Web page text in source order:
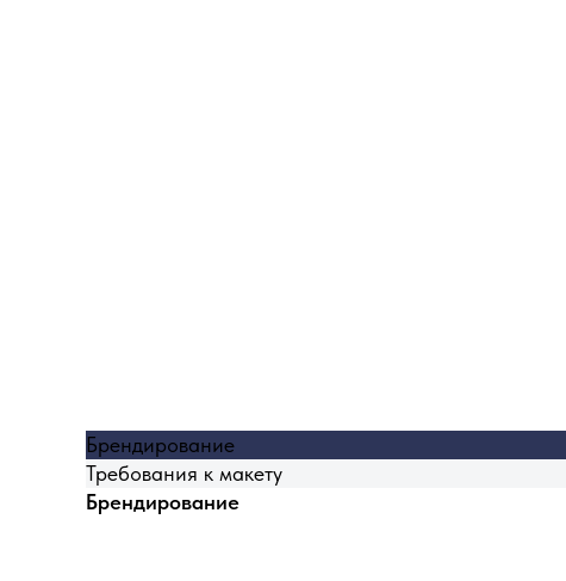
Брендирование
Требования к макету
Брендирование